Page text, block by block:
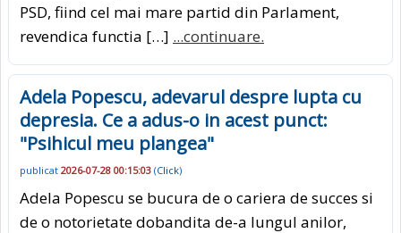
PSD, fiind cel mai mare partid din Parlament,
revendica functia […] ...continuare.
Adela Popescu, adevarul despre lupta cu
depresia. Ce a adus-o in acest punct:
"Psihicul meu plangea"
publicat 2026-07-28 00:15:03 (Click)
Adela Popescu se bucura de o cariera de succes si
de o notorietate dobandita de-a lungul anilor,